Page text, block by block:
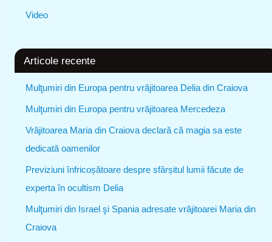
Video
Articole recente
Mulţumiri din Europa pentru vrăjitoarea Delia din Craiova
Mulţumiri din Europa pentru vrăjitoarea Mercedeza
Vrăjitoarea Maria din Craiova declară că magia sa este
dedicată oamenilor
Previziuni înfricoșătoare despre sfârșitul lumii făcute de
experta în ocultism Delia
Mulţumiri din Israel şi Spania adresate vrăjitoarei Maria din
Craiova